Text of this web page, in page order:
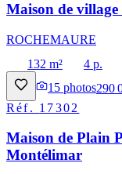
Maison de village
ROCHEMAURE
132 m²
4 p.
15 photos290
Réf. 17302
Maison de Plain
Montélimar